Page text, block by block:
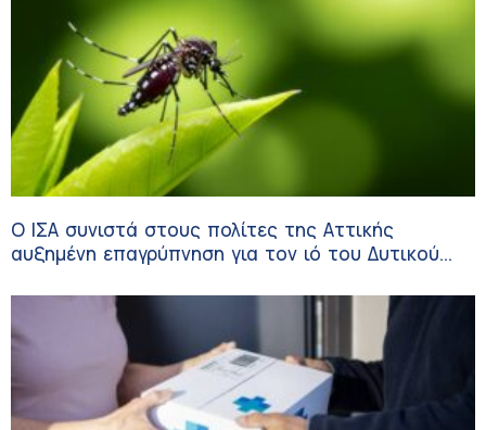
Ο ΙΣΑ συνιστά στους πολίτες της Αττικής
αυξημένη επαγρύπνηση για τον ιό του Δυτικού